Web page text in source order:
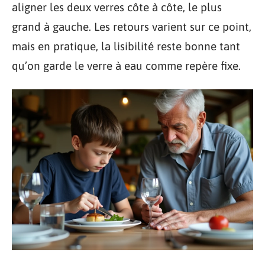
aligner les deux verres côte à côte, le plus
grand à gauche. Les retours varient sur ce point,
mais en pratique, la lisibilité reste bonne tant
qu’on garde le verre à eau comme repère fixe.